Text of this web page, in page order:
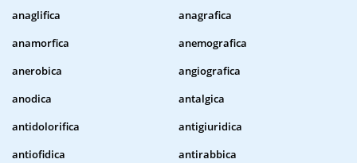
anaglifica
anagrafica
anamorfica
anemografica
anerobica
angiografica
anodica
antalgica
antidolorifica
antigiuridica
antiofidica
antirabbica